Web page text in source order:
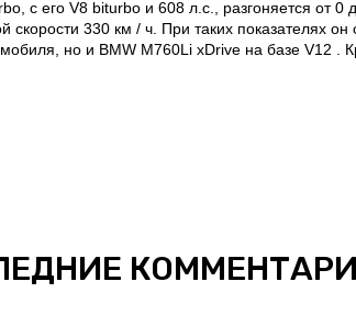
с его V8 biturbo и 608 л.с., разгоняется от 0
скорости 330 км / ч. При таких показателях он
но и BMW M760Li xDrive на базе V12 .